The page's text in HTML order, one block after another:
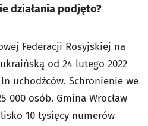
działania podjęto?
Federacji Rosyjskiej na
od 24 lutego 2022
uchodźców. Schronienie we
000 osób. Gmina Wrocław
10 tysięcy numerów